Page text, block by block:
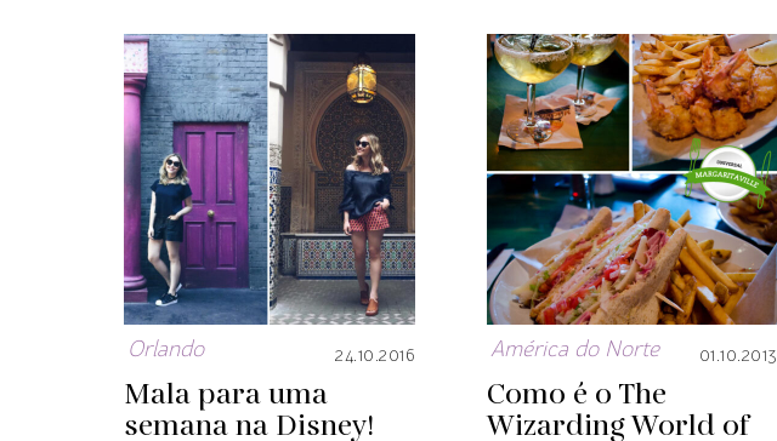
Orlando 24.10.2016
Mala para uma
semana na Disney!
América do Norte 01.10.2013
Como é o The
Wizarding World of